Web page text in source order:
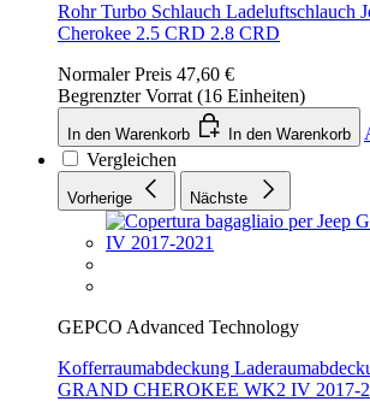
Rohr Turbo Schlauch Ladeluftschlauch
Cherokee 2.5 CRD 2.8 CRD
Normaler Preis 47,60 €
Begrenzter Vorrat (16 Einheiten)
In den Warenkorb In den Warenkorb
Vergleichen
Vorherige Nächste
GEPCO Advanced Technology
Kofferraumabdeckung
GRAND CHEROKEE WK2 IV 2017-